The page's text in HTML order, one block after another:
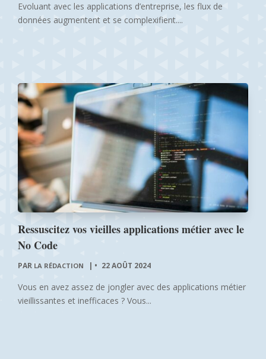
Evoluant avec les applications d’entreprise, les flux de
données augmentent et se complexifient....
Ressuscitez vos vieilles applications métier avec le
No Code
PAR LA RÉDACTION | 22 AOÛT 2024
Vous en avez assez de jongler avec des applications métier
vieillissantes et inefficaces ? Vous...